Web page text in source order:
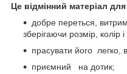
Це відмінний матеріал
добре переться,
зберігаючи розмір, колір
прасувати його легко,
приємний на дотик;